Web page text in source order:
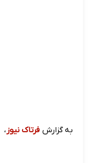
به گزارش فرتاک نیوز ،